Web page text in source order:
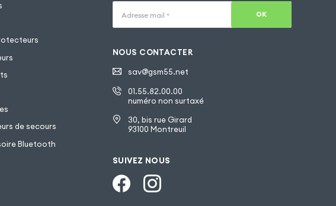
de secours
Bluetooth
Adresse mail * OK
NOUS CONTACTER
sav@gsm55.net
01.55.82.00.00
numéro non surtaxé
30, bis rue Girard
93100 Montreuil
SUIVEZ NOUS